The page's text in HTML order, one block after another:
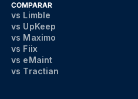
COMPARAR
vs Limble
vs UpKeep
vs Maximo
vs Fiix
vs eMaint
vs Tractian